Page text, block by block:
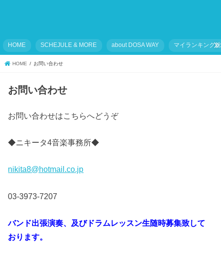
HOME SCHEJULE & MORE about DOSA WAY マイランキング
HOME お問い合わせ
お問い合わせ
お問い合わせはこちらへどうぞ
◆ニキータ4音楽事務所◆
nikita8@hotmail.co.jp
03-3973-7207
バンド出張演奏、及びドラムレッスン生随時募集致して
おります。